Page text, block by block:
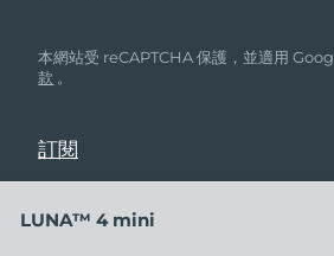
本網站受 reCAPTCHA 保護，並適用
款 。
LUNA™ 4 mini